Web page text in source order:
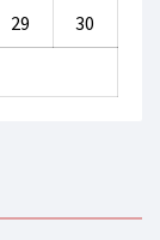
29 30